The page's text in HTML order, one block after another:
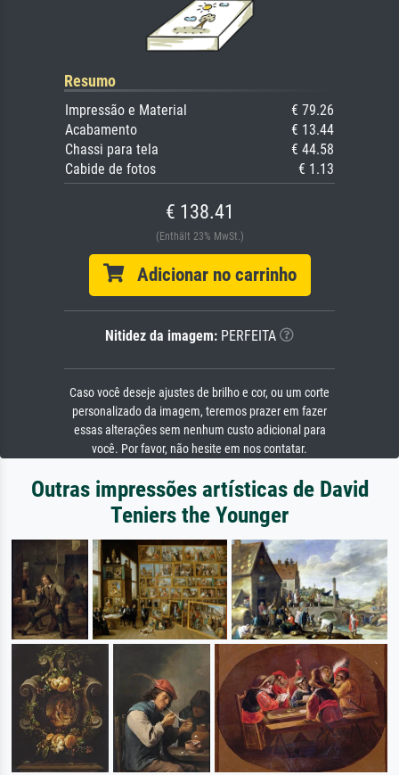
Resumo
Impressão e Material
€ 79.26
Acabamento
€ 13.44
Chassi para tela
€ 44.58
Cabide de fotos
€ 1.13
€ 138.41
(Enthält 23% MwSt.)
Adicionar no carrinho
Nitidez da imagem: PERFEITA
Caso você deseje ajustes de brilho e cor, ou um corte
personalizado da imagem, teremos prazer em fazer
essas alterações sem nenhum custo adicional para
você. Por favor, não hesite em nos contatar.
Outras impressões artísticas de David
Teniers the Younger